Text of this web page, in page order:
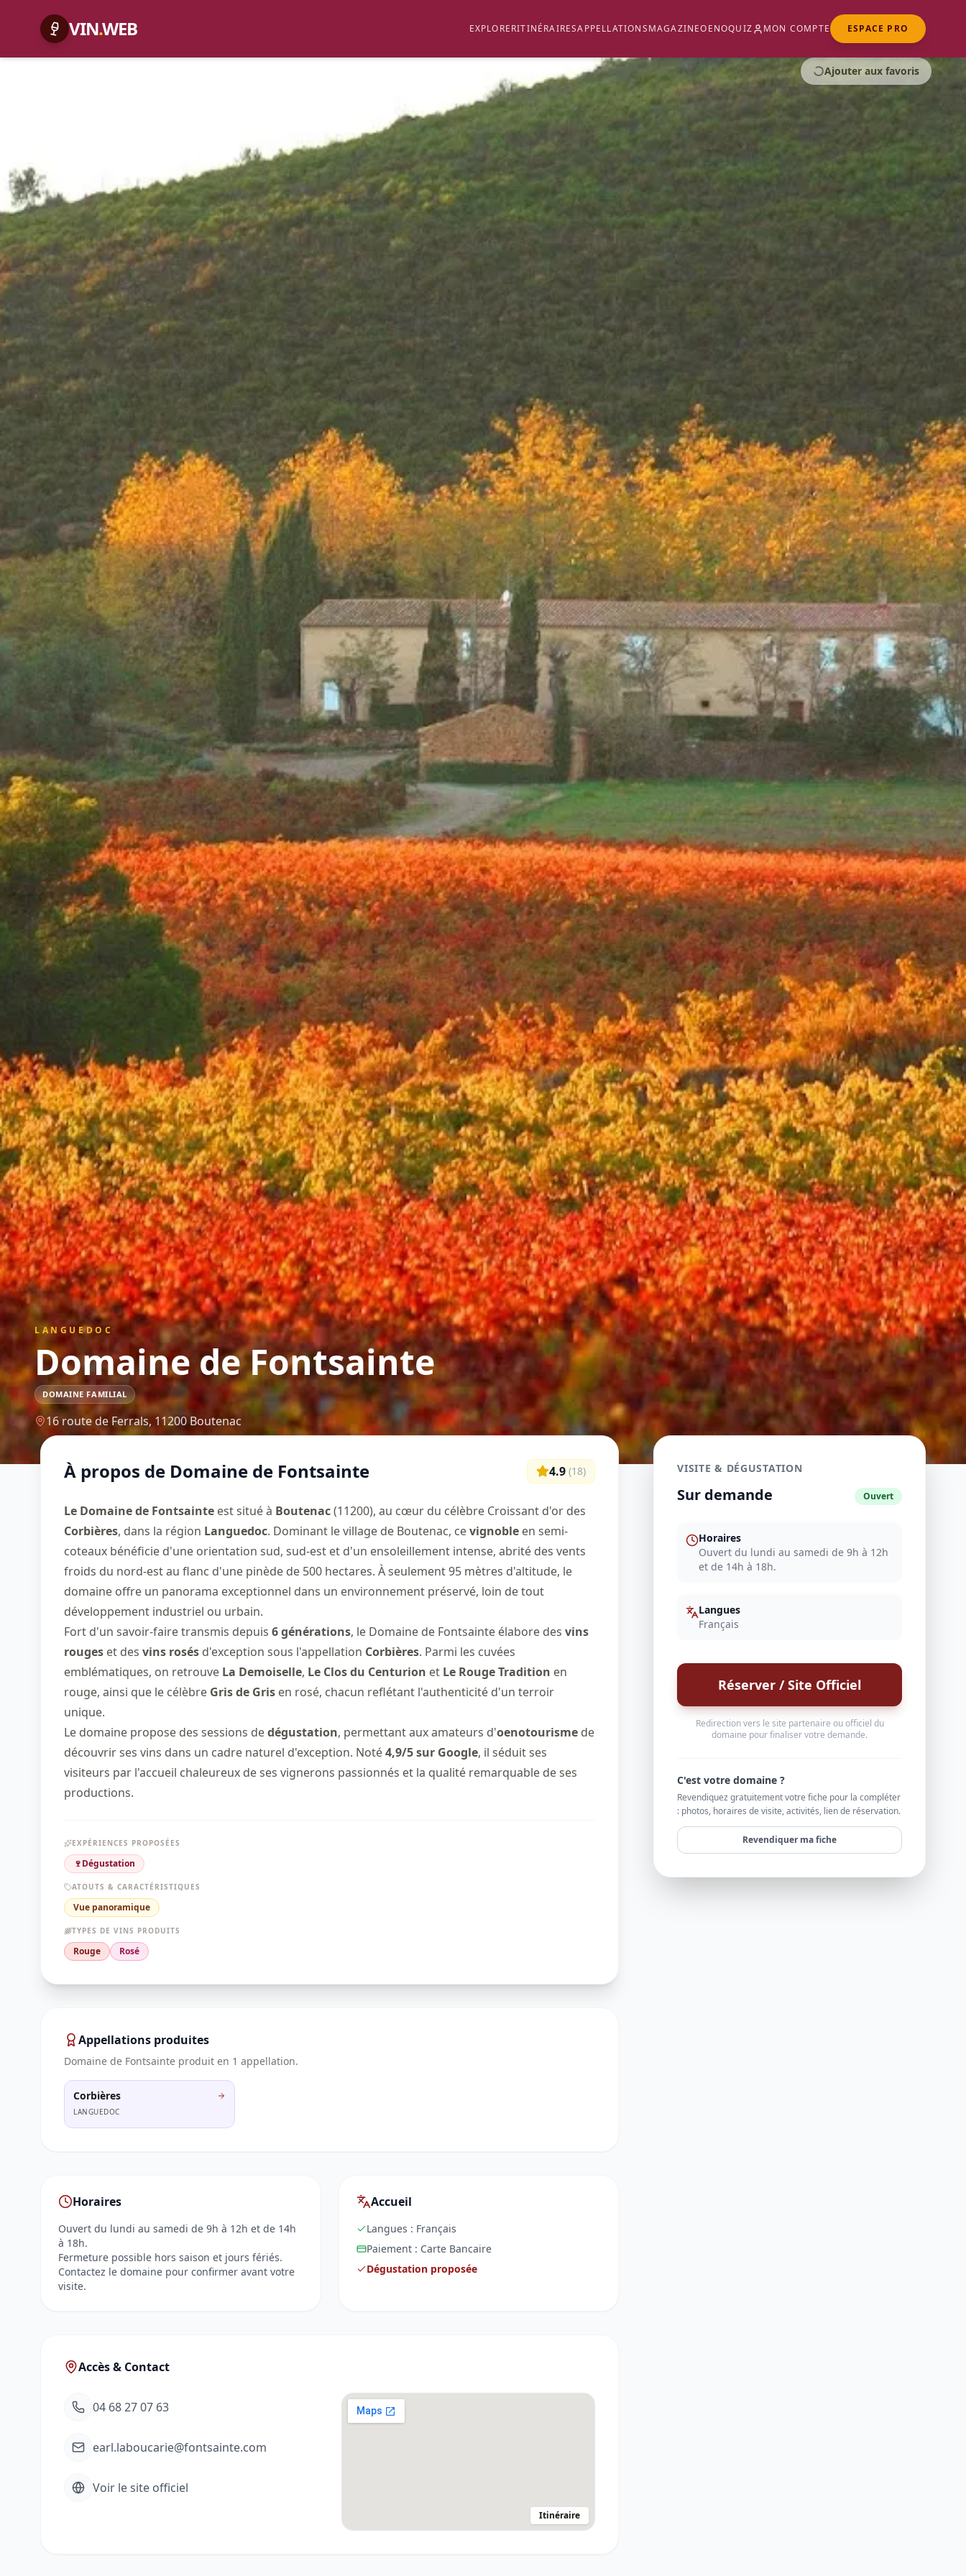
VIN.WEB EXPLORERITINÉRAIRESAPPELLATIONSMAGAZINEOENOQUIZ MON COMPTE ESPACE PRO
Ajouter aux favoris
LANGUEDOC
Domaine de Fontsainte
DOMAINE FAMILIAL
16 route de Ferrals, 11200Boutenac
À propos de Domaine de Fontsainte 4.9 (18)
Le Domaine de Fontsainte est situé à Boutenac(11200), au cœur du célèbre Croissant d'or des
Corbières, dans la région Languedoc. Dominant le village de Boutenac, cevignoble en semi-
coteaux bénéficie d'une orientation sud, sud-est et d'un ensoleillement intense, abrité des vents
froids du nord-est au flanc d'une pinède de 500 hectares. À seulement 95 mètres d'altitude, le
domaine offre un panorama exceptionnel dans un environnement préservé, loin de tout
développement industriel ou urbain.
Fort d'un savoir-faire transmis depuis 6 générations, le Domaine de Fontsainte élabore des vins
rouges et des vins rosés d'exception sous l'appellation Corbières. Parmi les cuvées
emblématiques, on retrouve La Demoiselle, Le Clos du Centurion et Le Rouge Tradition en
rouge, ainsi que le célèbre Gris de Gris en rosé, chacun reflétant l'authenticité d'un terroir
unique.
Le domaine propose des sessions dedégustation, permettant aux amateurs d'oenotourisme de
découvrir ses vins dans un cadre naturel d'exception. Noté4,9/5 sur Google, il séduit ses
visiteurs par l'accueil chaleureux de ses vignerons passionnés et la qualité remarquable de ses
productions.
EXPÉRIENCES PROPOSÉES
🍷Dégustation
ATOUTS & CARACTÉRISTIQUES
Vue panoramique
TYPES DE VINS PRODUITS
Rouge Rosé
Appellations produites
Domaine de Fontsainte produit en 1 appellation.
Corbières
LANGUEDOC
Horaires
Ouvert du lundi au samedi de 9h à 12h et de 14h
à 18h.
Fermeture possible hors saison et jours fériés.
Contactez le domaine pour confirmer avant votre
visite.
Accueil
Langues : Français
Paiement : Carte Bancaire
Dégustation proposée
Accès & Contact
04 68 27 07 63
earl.laboucarie@fontsainte.com
Voir le site officiel
Itinéraire
VISITE & DÉGUSTATION
Sur demande Ouvert
Horaires
Ouvert du lundi au samedi de 9h à 12h
et de 14h à 18h.
Langues
Français
Réserver / Site Officiel
Redirection vers le site partenaire ou officiel du
domaine pour finaliser votre demande.
C'est votre domaine ?
Revendiquez gratuitement votre fiche pour la compléter
: photos, horaires de visite, activités, lien de réservation.
Revendiquer ma fiche